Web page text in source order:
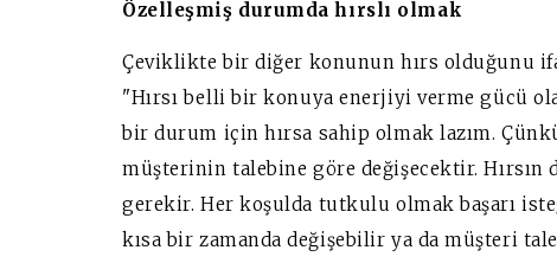
Özelleşmiş durumda hırslı olmak
Çeviklikte bir diğer konunun hırs olduğunu
"Hırsı belli bir konuya enerjiyi verme gücü
bir durum için hırsa sahip olmak lazım.
müşterinin talebine göre değişecektir. Hırsın
gerekir. Her koşulda tutkulu olmak başarı
kısa bir zamanda değişebilir ya da müşteri